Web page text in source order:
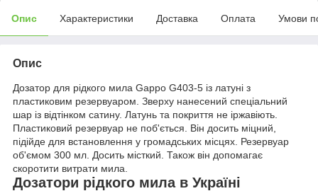
Опис Характеристики Доставка Оплата Умови
Опис
Дозатор для рідкого мила Gappo G403-5 із латуні з
пластиковим резервуаром. Зверху нанесений спеціальний
шар із відтінком сатину. Латунь та покриття не іржавіють.
Пластиковий резервуар не поб'ється. Він досить міцний,
підійде для встановлення у громадських місцях. Резервуар
об'ємом 300 мл. Досить місткий. Також він допомагає
скоротити витрати мила.
Дозатори рідкого мила в Україні